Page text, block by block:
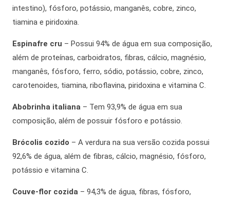
intestino), fósforo, potássio, manganês, cobre, zinco,
tiamina e piridoxina.
Espinafre cru – Possui 94% de água em sua composição,
além de proteínas, carboidratos, fibras, cálcio, magnésio,
manganês, fósforo, ferro, sódio, potássio, cobre, zinco,
carotenoides, tiamina, riboflavina, piridoxina e vitamina C.
Abobrinha italiana – Tem 93,9% de água em sua
composição, além de possuir fósforo e potássio.
Brócolis cozido – A verdura na sua versão cozida possui
92,6% de água, além de fibras, cálcio, magnésio, fósforo,
potássio e vitamina C.
Couve-flor cozida – 94,3% de água, fibras, fósforo,